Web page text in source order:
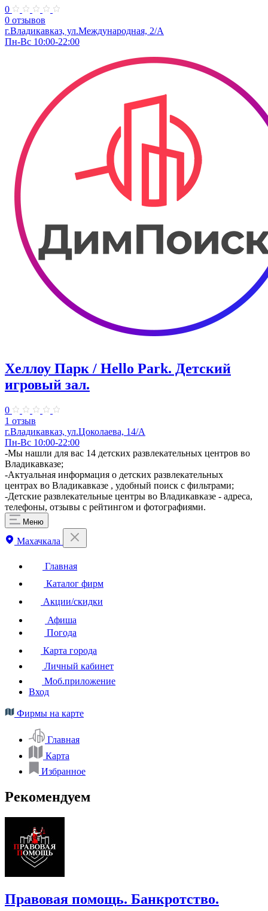
0
0 отзывов
г.Владикавказ, ул.Международная, 2/А
Пн-Вс 10:00-22:00
Хеллоу Парк / Hello Park. ​Детский
игровый зал.
0
1 отзыв
г.Владикавказ, ул.Цоколаева, 14/А
Пн-Вс 10:00-22:00
-Мы нашли для вас 14 детских развлекательных центров во
Владикавказе;
-Актуальная информация о детских развлекательных
центрах во Владикавказе , удобный поиск с фильтрами;
-Детские развлекательные центры во Владикавказе - адреса,
телефоны, отзывы с рейтингом и фотографиями.
Меню
Махачкала
Главная
Каталог фирм
Акции/скидки
Афиша
Погода
Карта города
Личный кабинет
Моб.приложение
Вход
Фирмы на карте
Главная
Карта
Избранное
Рекомендуем
Правовая помощь. Банкротство.